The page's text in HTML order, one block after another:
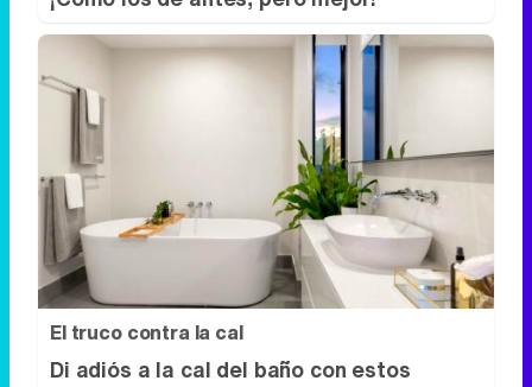
El truco contra la cal
Di adiós a la cal del baño con estos